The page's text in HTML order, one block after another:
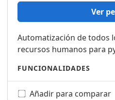
Ver
Automatización de todos
recursos humanos para
FUNCIONALIDADES
Añadir para comparar